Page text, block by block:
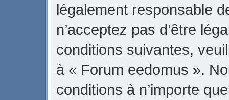
légalement responsable
n’acceptez pas d’être
conditions suivantes,
à « Forum eedomus ».
conditions à n’importe